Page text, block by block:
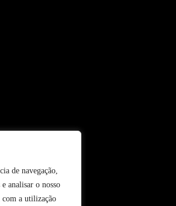
de navegação,
analisar o nosso
a utilização